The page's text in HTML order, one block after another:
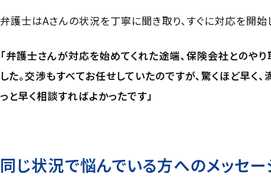
弁護士はAさんの状況を丁寧に聞き取り、すぐに対応を開始
「弁護士さんが対応を始めてくれた途端、保険会社とのや
した。交渉もすべてお任せしていたのですが、驚くほど早く
っと早く相談すればよかったです」
同じ状況で悩んでいる方へのメッセー